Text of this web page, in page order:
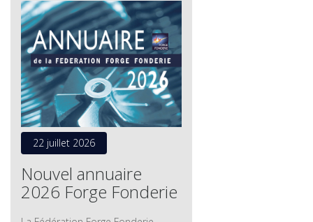
22 juillet 2026
Nouvel annuaire
2026 Forge Fonderie